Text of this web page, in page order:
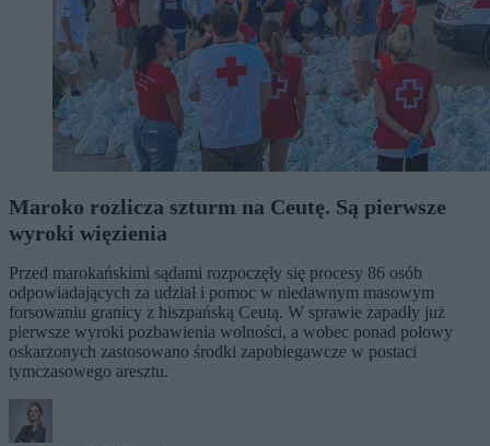
Maroko rozlicza szturm na Ceutę. Są pierwsze
wyroki więzienia
Przed marokańskimi sądami rozpoczęły się procesy 86 osób
odpowiadających za udział i pomoc w niedawnym masowym
forsowaniu granicy z hiszpańską Ceutą. W sprawie zapadły już
pierwsze wyroki pozbawienia wolności, a wobec ponad połowy
oskarżonych zastosowano środki zapobiegawcze w postaci
tymczasowego aresztu.